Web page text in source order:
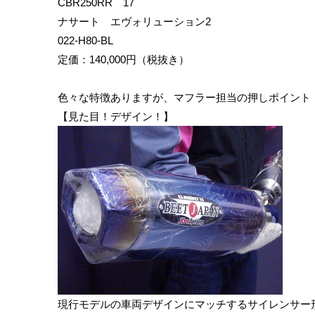
CBR250RR 17
ナサート エヴォリューション2
022-H80-BL
定価：140,000円（税抜き）
色々な特徴ありますが、マフラー担当の押しポイント
【見た目！デザイン！】
現行モデルの車両デザインにマッチするサイレンサー